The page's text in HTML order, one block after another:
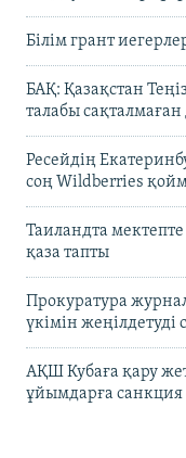
Білім грант
БАҚ: Қазақстан
талабы сақталмаған
Ресейдің
соң Wildberries
Таиландта
қаза тапты
Прокуратура
үкімін жеңілдетуді
АҚШ Кубаға қару
ұйымдарға санкция